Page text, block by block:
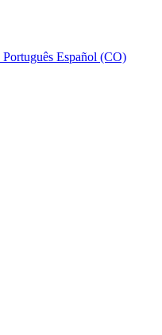
Português Español (CO)